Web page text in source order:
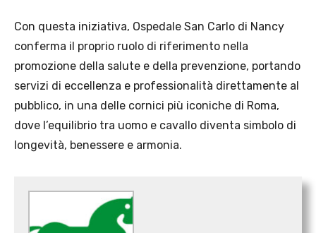
Con questa iniziativa, Ospedale San Carlo di Nancy
conferma il proprio ruolo di riferimento nella
promozione della salute e della prevenzione, portando
servizi di eccellenza e professionalità direttamente al
pubblico, in una delle cornici più iconiche di Roma,
dove l’equilibrio tra uomo e cavallo diventa simbolo di
longevità, benessere e armonia.